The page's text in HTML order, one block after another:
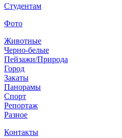
Студентам
Фото
Животные
Черно-белые
Пейзажи/Природа
Город
Закаты
Панорамы
Спорт
Репортаж
Разное
Контакты